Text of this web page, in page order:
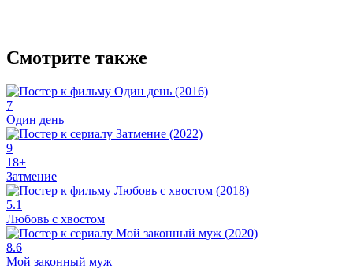
Смотрите также
7
Один день
9
18+
Затмение
5.1
Любовь с хвостом
8.6
Мой законный муж